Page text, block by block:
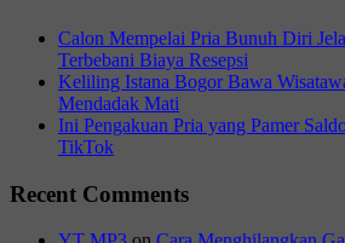
Calon Mempelai Pria Bunuh Diri
Terbebani Biaya Resepsi
Keliling Istana Bogor Bawa
Mendadak Mati
Ini Pengakuan Pria yang Pamer
TikTok
Recent Comments